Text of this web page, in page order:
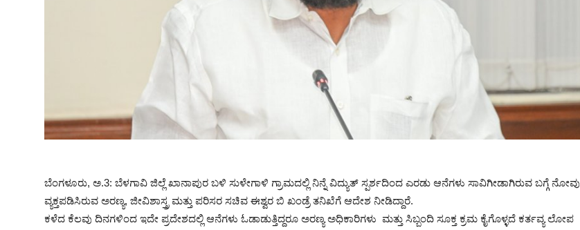
ಬೆಂಗಳೂರು, ಅ.3: ಬೆಳಗಾವಿ ಜಿಲ್ಲೆ ಖಾನಾಪುರ ಬಳಿ ಸುಳೇಗಾಳಿ ಗ್ರಾಮದಲ್ಲಿ ನಿನ್ನೆ ವಿದ್ಯುತ್ ಸ್ಪರ್ಶದಿಂದ ಎರಡು ಆನೆಗಳು ಸಾವಿಗೀಡಾಗಿರುವ ಬಗ್ಗೆ ನೋವು
ವ್ಯಕ್ತಪಡಿಸಿರುವ ಅರಣ್ಯ, ಜೀವಿಶಾಸ್ತ್ರ ಮತ್ತು ಪರಿಸರ ಸಚಿವ ಈಶ್ವರ ಬಿ ಖಂಡ್ರೆ ತನಿಖೆಗೆ ಆದೇಶ ನೀಡಿದ್ದಾರೆ.
ಕಳೆದ ಕೆಲವು ದಿನಗಳಿಂದ ಇದೇ ಪ್ರದೇಶದಲ್ಲಿ ಆನೆಗಳು ಓಡಾಡುತ್ತಿದ್ದರೂ ಅರಣ್ಯ ಅಧಿಕಾರಿಗಳು ಮತ್ತು ಸಿಬ್ಬಂದಿ ಸೂಕ್ತ ಕ್ರಮ ಕೈಗೊಳ್ಳದೆ ಕರ್ತವ್ಯ ಲೋಪ